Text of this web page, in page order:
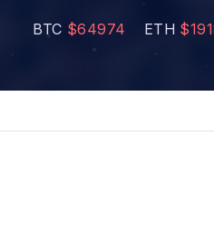
BTC $64974 ETH